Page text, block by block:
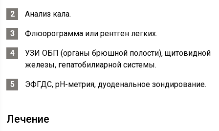
Анализ кала.
Флюорограмма или рентген легких.
УЗИ ОБП (органы брюшной полости), щитовидной
железы, гепатобилиарной системы.
ЭФГДС, рН-метрия, дуоденальное зондирование.
Лечение